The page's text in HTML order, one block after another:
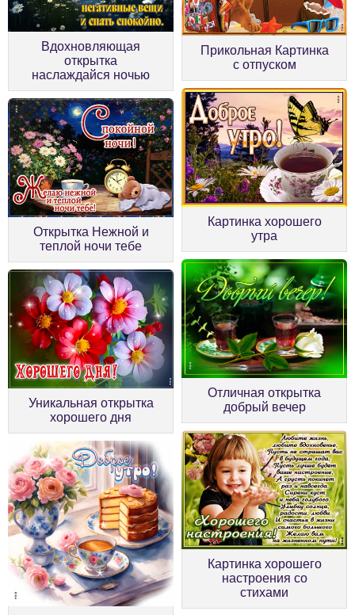
Вдохновляющая
открытка
наслаждайся ночью
Прикольная Картинка
с отпуском
Открытка Нежной и
теплой ночи тебе
Картинка хорошего
утра
Уникальная открытка
хорошего дня
Отличная открытка
добрый вечер
Картинка хорошего
настроения со
стихами